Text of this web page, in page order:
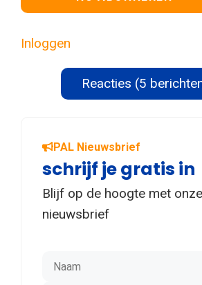
Inloggen
Reacties (5
PAL Nieuwsbrief
schrijf je gratis in
Blijf op de hoogte met
nieuwsbrief